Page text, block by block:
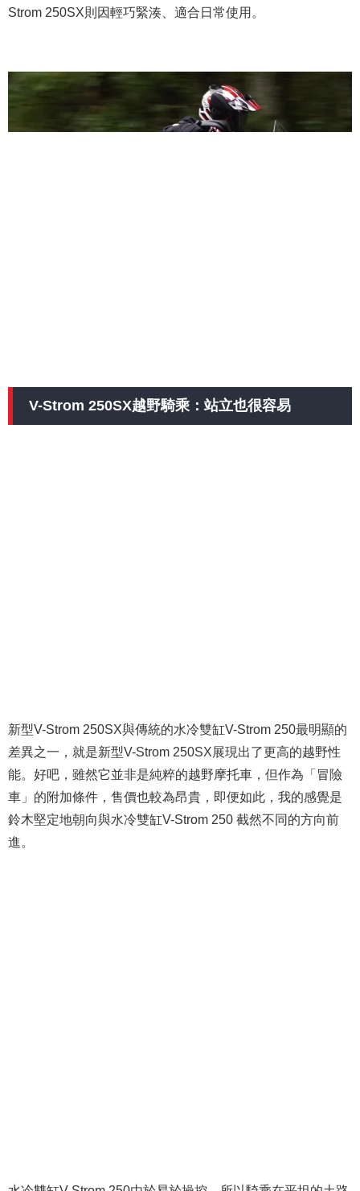
Strom 250SX則因輕巧緊湊、適合日常使用。
V-Strom 250SX越野騎乘：站立也很容易
新型V-Strom 250SX與傳統的水冷雙缸V-Strom 250最明顯的
差異之一，就是新型V-Strom 250SX展現出了更高的越野性
能。好吧，雖然它並非是純粹的越野摩托車，但作為「冒險
車」的附加條件，售價也較為昂貴，即便如此 ，我的感覺是
鈴木堅定地朝向與水冷雙缸V-Strom 250 截然不同的方向前
進。